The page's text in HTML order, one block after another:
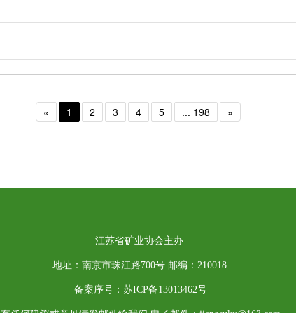
« 1 2 3 4 5 ... 198 »
江苏省矿业协会主办
地址：南京市珠江路700号 邮编：210018
备案序号：苏ICP备13013462号